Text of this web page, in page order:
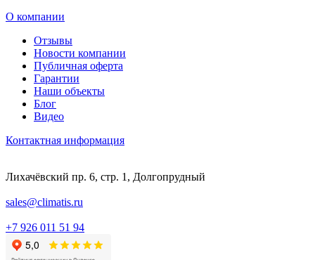
О компании
Отзывы
Новости компании
Публичная оферта
Гарантии
Наши объекты
Блог
Видео
Контактная информация
Лихачёвский пр. 6, стр. 1, Долгопрудный
sales@climatis.ru
+7 926 011 51 94